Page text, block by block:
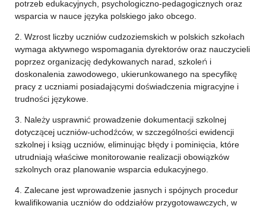
potrzeb edukacyjnych, psychologiczno-pedagogicznych oraz
wsparcia w nauce języka polskiego jako obcego.
2. Wzrost liczby uczniów cudzoziemskich w polskich szkołach
wymaga aktywnego wspomagania dyrektorów oraz nauczycieli
poprzez organizację dedykowanych narad, szkoleń i
doskonalenia zawodowego, ukierunkowanego na specyfikę
pracy z uczniami posiadającymi doświadczenia migracyjne i
trudności językowe.
3. Należy usprawnić prowadzenie dokumentacji szkolnej
dotyczącej uczniów-uchodźców, w szczególności ewidencji
szkolnej i ksiąg uczniów, eliminując błędy i pominięcia, które
utrudniają właściwe monitorowanie realizacji obowiązków
szkolnych oraz planowanie wsparcia edukacyjnego.
4. Zalecane jest wprowadzenie jasnych i spójnych procedur
kwalifikowania uczniów do oddziałów przygotowawczych, w